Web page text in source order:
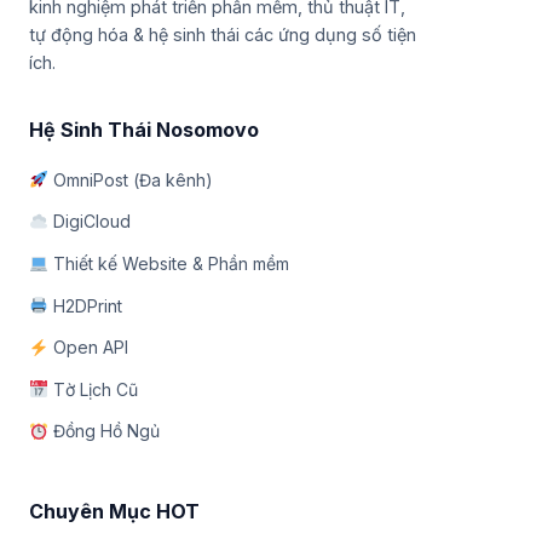
kinh nghiệm phát triển phần mềm, thủ thuật IT,
tự động hóa & hệ sinh thái các ứng dụng số tiện
ích.
Hệ Sinh Thái Nosomovo
OmniPost (Đa kênh)
DigiCloud
Thiết kế Website & Phần mềm
H2DPrint
Open API
Tờ Lịch Cũ
Đồng Hồ Ngủ
Chuyên Mục HOT